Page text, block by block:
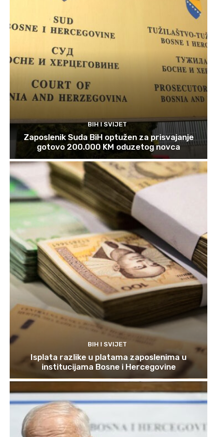
BIH I SVIJET
Zaposlenik Suda BiH optužen za prisvajanje
gotovo 200.000 KM oduzetog novca
BIH I SVIJET
Isplata razlike u platama zaposlenima u
institucijama Bosne i Hercegovine